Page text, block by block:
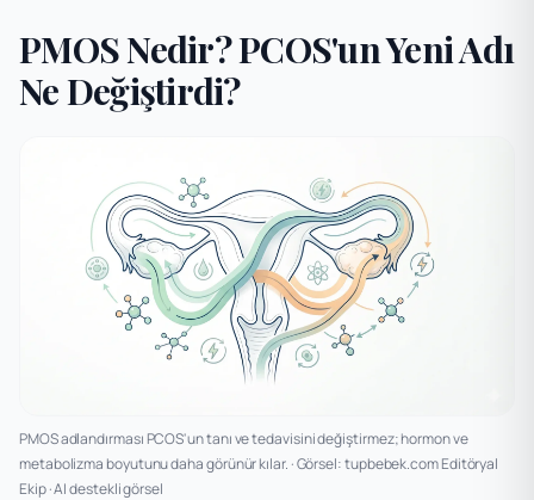
PMOS Nedir? PCOS'un Yeni Adı
Ne Değiştirdi?
PMOS adlandırması PCOS'un tanı ve tedavisini değiştirmez; hormon ve
metabolizma boyutunu daha görünür kılar. ·Görsel: tupbebek.com Editöryal
Ekip·AI destekli görsel